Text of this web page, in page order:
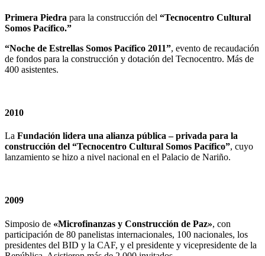
Primera Piedra para la construcción del “Tecnocentro Cultural
Somos Pacífico.”
“Noche de Estrellas Somos Pacífico 2011”, evento de recaudación
de fondos para la construcción y dotación del Tecnocentro. Más de
400 asistentes.
2010
La Fundación lidera una alianza pública – privada para la
construcción del “Tecnocentro Cultural Somos Pacífico”, cuyo
lanzamiento se hizo a nivel nacional en el Palacio de Nariño.
2009
Simposio de «Microfinanzas y Construcción de Paz», con
participación de 80 panelistas internacionales, 100 nacionales, los
presidentes del BID y la CAF, y el presidente y vicepresidente de la